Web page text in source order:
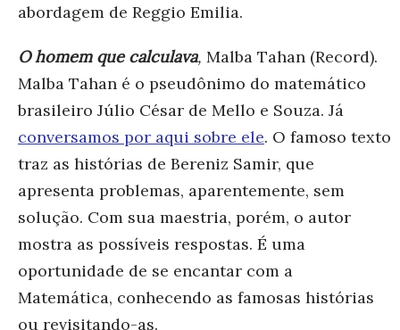
abordagem de Reggio Emilia.
O homem que calculava, Malba Tahan (Record).
Malba Tahan é o pseudônimo do matemático
brasileiro Júlio César de Mello e Souza. Já
conversamos por aqui sobre ele. O famoso texto
traz as histórias de Bereniz Samir, que
apresenta problemas, aparentemente, sem
solução. Com sua maestria, porém, o autor
mostra as possíveis respostas. É uma
oportunidade de se encantar com a
Matemática, conhecendo as famosas histórias
ou revisitando-as.